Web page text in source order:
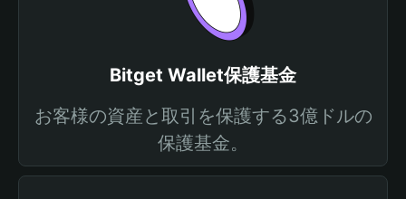
Bitget Wallet保護基金
お客様の資産と取引を保護する3億ドルの
保護基金。